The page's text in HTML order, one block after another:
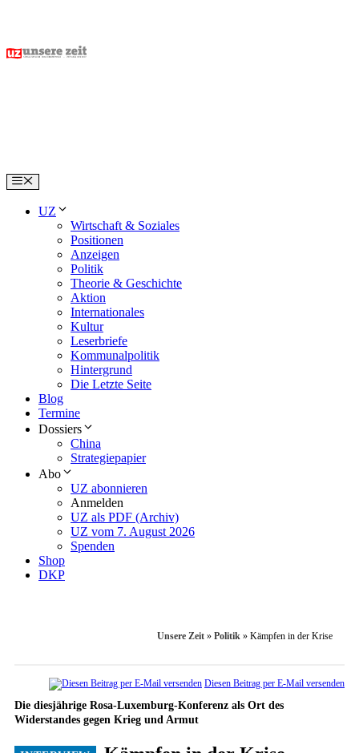
content
Menu
UZ
Wirtschaft & Soziales
Positionen
Anzeigen
Politik
Theorie & Geschichte
Aktion
Internationales
Kultur
Leserbriefe
Kommunalpolitik
Hintergrund
Die Letzte Seite
Blog
Termine
Dossiers
China
Strategiepapier
Abo
UZ abonnieren
Anmelden
UZ als PDF (Archiv)
UZ vom 7. August 2026
Spenden
Shop
DKP
Unsere Zeit » Politik » Kämpfen in der Krise
Diesen Beitrag per E-Mail versenden
Die diesjährige Rosa-Luxemburg-Konferenz als Ort des
Widerstandes gegen Krieg und Armut